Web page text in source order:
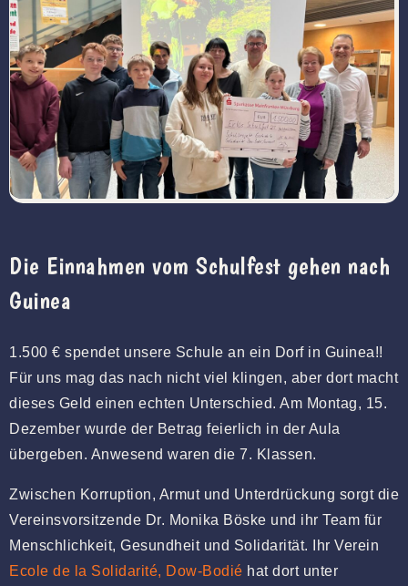
Die Einnahmen vom Schulfest gehen nach
Guinea
1.500 € spendet unsere Schule an ein Dorf in Guinea!!
Für uns mag das nach nicht viel klingen, aber dort macht
dieses Geld einen echten Unterschied. Am Montag, 15.
Dezember wurde der Betrag feierlich in der Aula
übergeben. Anwesend waren die 7. Klassen.
Zwischen Korruption, Armut und Unterdrückung sorgt die
Vereinsvorsitzende Dr. Monika Böske und ihr Team für
Menschlichkeit, Gesundheit und Solidarität. Ihr Verein
Ecole de la Solidarité, Dow-Bodié hat dort unter